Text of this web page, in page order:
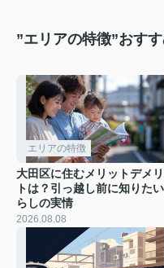
”エリアの特徴”おす
エリアの特徴
大田区に住むメリットデメ
トは？引っ越し前に知りた
らしの実情
2026.08.08